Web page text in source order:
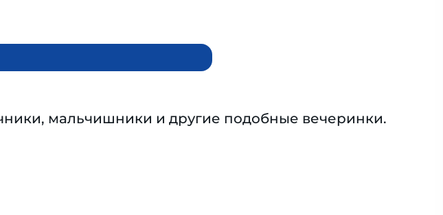
мальчишники и другие подобные вечеринки.